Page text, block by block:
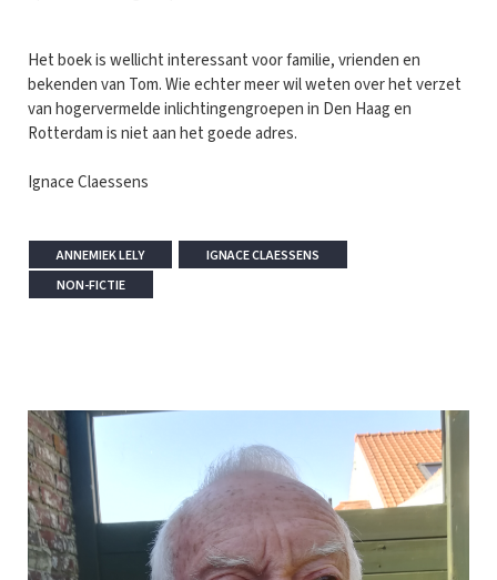
Het boek is wellicht interessant voor familie, vrienden en
bekenden van Tom. Wie echter meer wil weten over het verzet
van hogervermelde inlichtingengroepen in Den Haag en
Rotterdam is niet aan het goede adres.
Ignace Claessens
ANNEMIEK LELY
IGNACE CLAESSENS
NON-FICTIE